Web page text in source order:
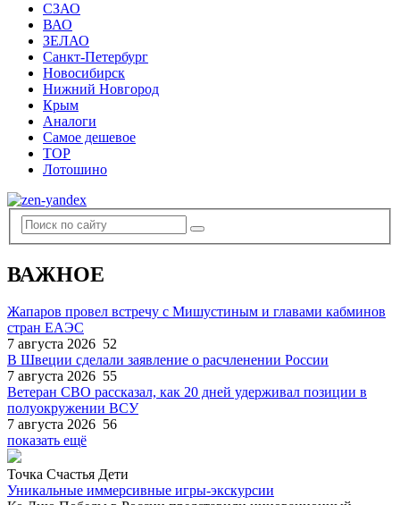
СЗАО
ВАО
ЗЕЛАО
Санкт-Петербург
Новосибирск
Нижний Новгород
Крым
Аналоги
Самое дешевое
TOP
Лотошино
ВАЖНОЕ
Жапаров провел встречу с Мишустиным и главами кабминов
стран ЕАЭС
7 августа 2026 52
В Швеции сделали заявление о расчленении России
7 августа 2026 55
Ветеран СВО рассказал, как 20 дней удерживал позиции в
полуокружении ВСУ
7 августа 2026 56
показать ещё
Точка Счастья Дети
Уникальные иммерсивные игры-экскурсии